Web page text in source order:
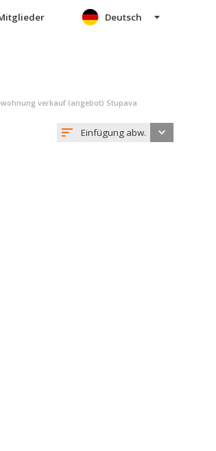
Deutsch
verkauf (angebot) Stupava
Einfügung abw.